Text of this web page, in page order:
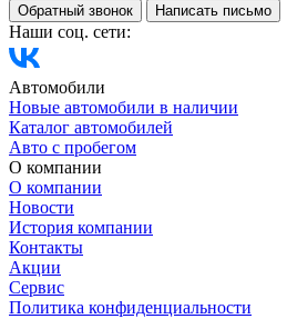
Обратный звонок Написать письмо
Наши соц. сети:
Автомобили
Новые автомобили в наличии
Каталог автомобилей
Авто с пробегом
О компании
О компании
Новости
История компании
Контакты
Акции
Сервис
Политика конфиденциальности